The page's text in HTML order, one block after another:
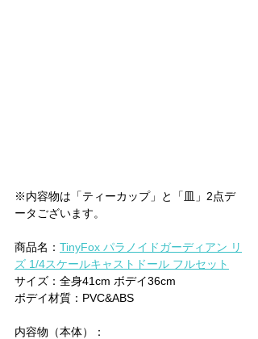
※内容物は「ティーカップ」と「皿」2点デ
ータございます。
商品名： TinyFox パラノイドガーディアン リ
ズ 1/4スケールキャストドール フルセット
サイズ：全身41cm ボデイ36cm
ボデイ材質：PVC&ABS
内容物（本体）：